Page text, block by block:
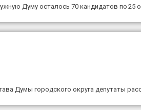
Думу осталось 70 кандидатов по 25
Думы городского округа депутаты